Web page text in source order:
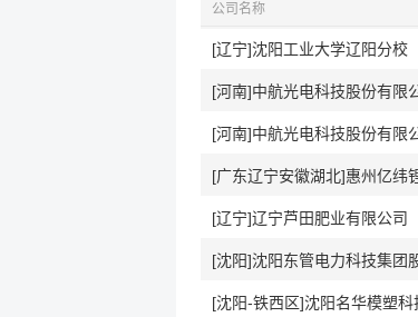
公司名称
[辽宁]沈阳工业大学辽阳分校
[河南]中航光电科技股份有限
[河南]中航光电科技股份有限
[广东辽宁安徽湖北]惠州亿纬
[辽宁]辽宁芦田肥业有限公司
[沈阳]沈阳东管电力科技集团
[沈阳-铁西区]沈阳名华模塑科